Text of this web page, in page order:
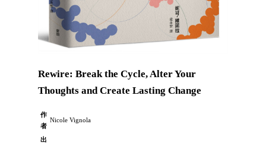
Rewire: Break the Cycle, Alter Your
Thoughts and Create Lasting Change
作
者
Nicole Vignola
出